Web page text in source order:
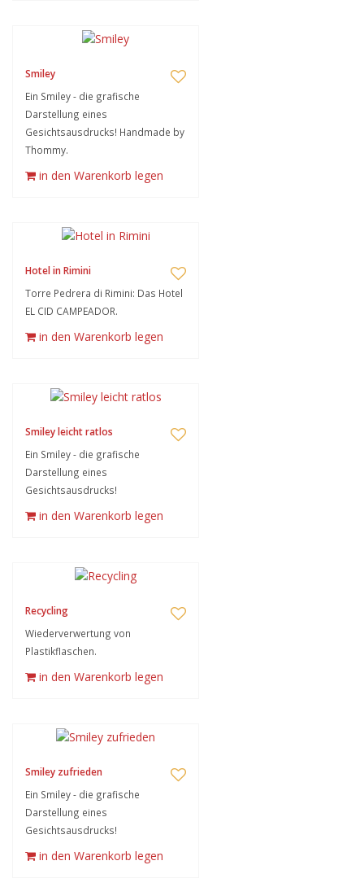
Smiley
Ein Smiley - die grafische
Darstellung eines
Gesichtsausdrucks! Handmade by
Thommy.
in den Warenkorb legen
Hotel in Rimini
Torre Pedrera di Rimini: Das Hotel
EL CID CAMPEADOR.
in den Warenkorb legen
Smiley leicht ratlos
Ein Smiley - die grafische
Darstellung eines
Gesichtsausdrucks!
in den Warenkorb legen
Recycling
Wiederverwertung von
Plastikflaschen.
in den Warenkorb legen
Smiley zufrieden
Ein Smiley - die grafische
Darstellung eines
Gesichtsausdrucks!
in den Warenkorb legen